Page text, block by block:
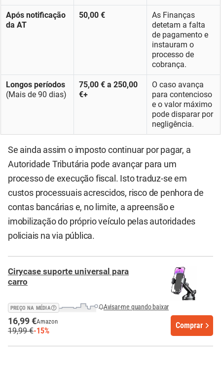
Após notificação
da AT
50,00 €
As Finanças
detetam a falta
de pagamento e
instauram o
processo de
cobrança.
Longos períodos
(Mais de 90 dias)
75,00 € a 250,00
€+
O caso avança
para contencioso
e o valor máximo
pode disparar por
negligência.
Se ainda assim o imposto continuar por pagar, a
Autoridade Tributária pode avançar para um
processo de execução fiscal. Isto traduz-se em
custos processuais acrescidos, risco de penhora de
contas bancárias e, no limite, a apreensão e
imobilização do próprio veículo pelas autoridades
policiais na via pública.
Cirycase suporte universal para
carro
PREÇO NA MÉDIA Avisar-me quando baixar
16,99 €Amazon
19,99 €-15%
Comprar